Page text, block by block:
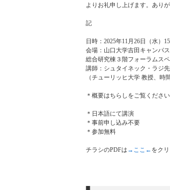
よりお礼申し上げます。あり
記
日時：2025年11月26日（水）
会場：山口大学吉田キャンパス
総合研究棟３階フォーラムス
講師：シュタイネック・ラジ
（チューリッヒ大学 教授、時
＊概要はちらしをご覧ください
＊日本語にて講演
＊事前申し込み不要
＊参加無料
チラシのPDFは →ここ← をクリ